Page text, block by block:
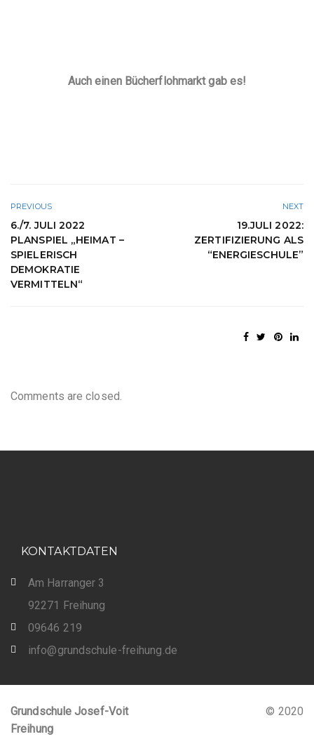
Auch einen Bücherflohmarkt gab es!
PREVIOUS
6./7. JULI 2022
PLANSPIEL „HEIMAT –
SPIELERISCH
DEMOKRATIE
VERMITTELN“
NEXT
19.JULI 2022:
ZERTIFIZIERUNG ALS
“ENERGIESCHULE”
Comments are closed.
KONTAKTDATEN
Am Harranger 3
92271 Freihung
09646 219
info@grundschule-freihung.de
Grundschule Josef-Voit
Freihung
© 2020